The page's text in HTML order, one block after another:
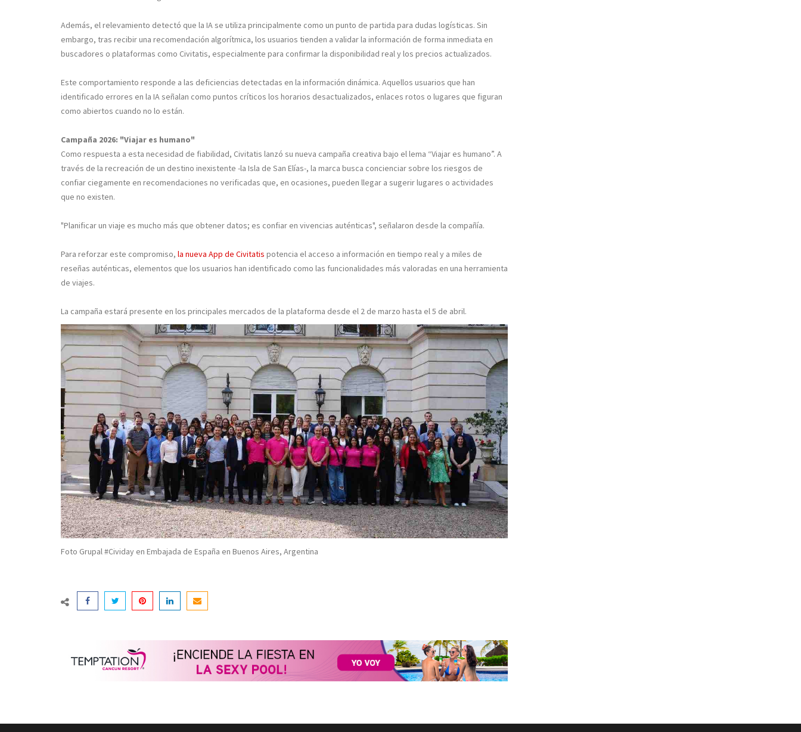
Además, el relevamiento detectó que la IA se utiliza principalmente como un punto de partida para dudas logísticas. Sin
embargo, tras recibir una recomendación algorítmica, los usuarios tienden a validar la información de forma inmediata en
buscadores o plataformas como Civitatis, especialmente para confirmar la disponibilidad real y los precios actualizados.
Este comportamiento responde a las deficiencias detectadas en la información dinámica. Aquellos usuarios que han
identificado errores en la IA señalan como puntos críticos los horarios desactualizados, enlaces rotos o lugares que figuran
como abiertos cuando no lo están.
Campaña 2026: "Viajar es humano"
Como respuesta a esta necesidad de fiabilidad, Civitatis lanzó su nueva campaña creativa bajo el lema “Viajar es humano”. A
través de la recreación de un destino inexistente -la Isla de San Elías-, la marca busca concienciar sobre los riesgos de
confiar ciegamente en recomendaciones no verificadas que, en ocasiones, pueden llegar a sugerir lugares o actividades
que no existen.
"Planificar un viaje es mucho más que obtener datos; es confiar en vivencias auténticas", señalaron desde la compañía.
Para reforzar este compromiso, la nueva App de Civitatis potencia el acceso a información en tiempo real y a miles de
reseñas auténticas, elementos que los usuarios han identificado como las funcionalidades más valoradas en una herramienta
de viajes.
La campaña estará presente en los principales mercados de la plataforma desde el 2 de marzo hasta el 5 de abril.
Foto Grupal #Cividay en Embajada de España en Buenos Aires, Argentina